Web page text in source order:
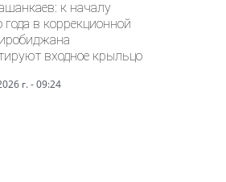
к началу
года в коррекционной
входное крыльцо
г. - 09:24